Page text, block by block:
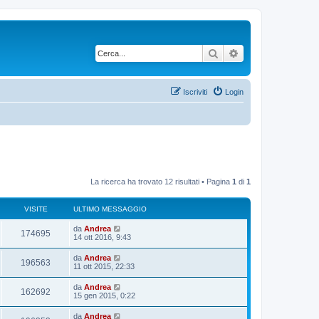
Cerca
Login
Iscriviti
La ricerca ha trovato 12 risultati • Pagina 1 di 1
VISITE ULTIMO MESSAGGIO
174695
i
t
U
m
o
m
e
s
s
a
da Andrea
14 ott 2016, 9:43
196563
i
U
m
o
m
e
da Andrea
11 ott 2015, 22:33
162692
i
U
da Andrea
15 gen 2015, 0:22
U
da Andrea